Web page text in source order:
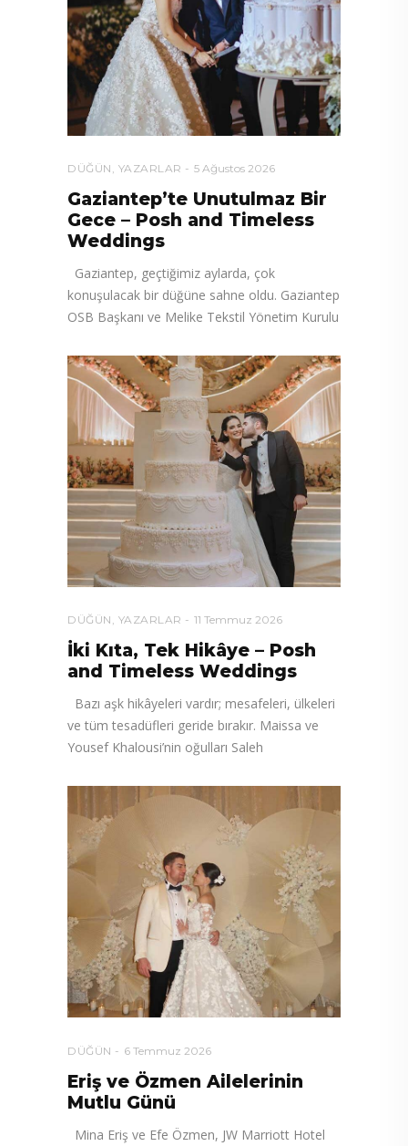
DÜĞÜN , YAZARLAR 5 Ağustos 2026
Gaziantep’te Unutulmaz Bir
Gece – Posh and Timeless
Weddings
Gaziantep, geçtiğimiz aylarda, çok
konuşulacak bir düğüne sahne oldu. Gaziantep
OSB Başkanı ve Melike Tekstil Yönetim Kurulu
DÜĞÜN , YAZARLAR 11 Temmuz 2026
İki Kıta, Tek Hikâye – Posh
and Timeless Weddings
Bazı aşk hikâyeleri vardır; mesafeleri, ülkeleri
ve tüm tesadüfleri geride bırakır. Maissa ve
Yousef Khalousi’nin oğulları Saleh
DÜĞÜN 6 Temmuz 2026
Eriş ve Özmen Ailelerinin
Mutlu Günü
Mina Eriş ve Efe Özmen, JW Marriott Hotel